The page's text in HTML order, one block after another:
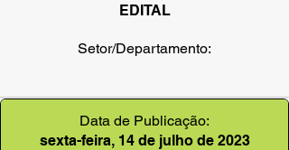
EDITAL
Setor/Departamento:
Data de Publicação:
sexta-feira, 14 de julho de 2023